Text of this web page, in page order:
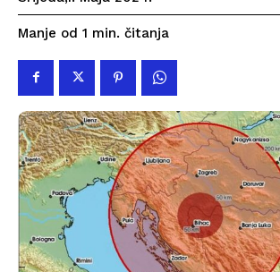
Manje od 1 min. čitanja